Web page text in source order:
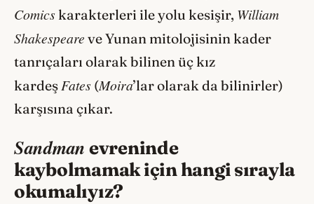
Comics karakterleri ile yolu kesişir, William
Shakespeare ve Yunan mitolojisinin kader
tanrıçaları olarak bilinen üç kız
kardeş Fates (Moira’lar olarak da bilinirler)
karşısına çıkar.
Sandman evreninde
kaybolmamak için hangi sırayla
okumalıyız?